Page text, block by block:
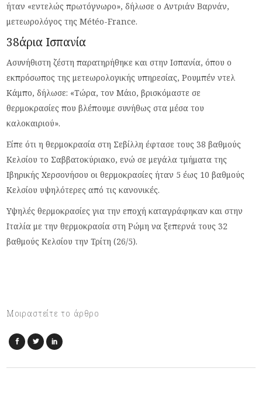
ήταν «εντελώς πρωτόγνωρο», δήλωσε ο Αντριάν Βαρνάν,
μετεωρολόγος της Météo-France.
38άρια Ισπανία
Ασυνήθιστη ζέστη παρατηρήθηκε και στην Ισπανία, όπου ο
εκπρόσωπος της μετεωρολογικής υπηρεσίας, Ρουμπέν ντελ
Κάμπο, δήλωσε: «Τώρα, τον Μάιο, βρισκόμαστε σε
θερμοκρασίες που βλέπουμε συνήθως στα μέσα του
καλοκαιριού».
Είπε ότι η θερμοκρασία στη Σεβίλλη έφτασε τους 38 βαθμούς
Κελσίου το Σαββατοκύριακο, ενώ σε μεγάλα τμήματα της
Ιβηρικής Χερσονήσου οι θερμοκρασίες ήταν 5 έως 10 βαθμούς
Κελσίου υψηλότερες από τις κανονικές.
Υψηλές θερμοκρασίες για την εποχή καταγράφηκαν και στην
Ιταλία με την θερμοκρασία στη Ρώμη να ξεπερνά τους 32
βαθμούς Κελσίου την Τρίτη (26/5).
Μοιραστείτε το άρθρο